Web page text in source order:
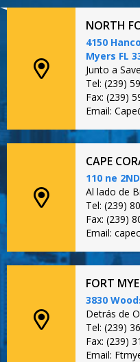
NORTH
4150
Myers FL
Junto a
Tel: (239)
Fax: (239)
Email:
CAPE
110 ne
Al lado de
Tel: (239)
Fax: (239)
Email:
FORT
3830
Detrás de
Tel: (239)
Fax: (239)
Email: